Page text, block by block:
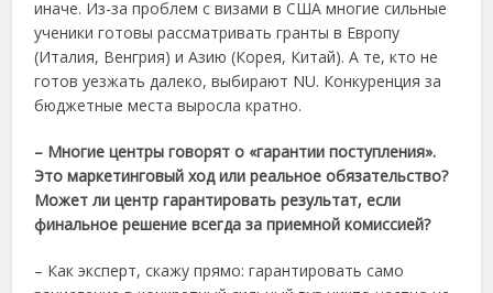
иначе. Из-за проблем с визами в США многие сильные
ученики готовы рассматривать гранты в Европу
(Италия, Венгрия) и Азию (Корея, Китай). А те, кто не
готов уезжать далеко, выбирают NU. Конкуренция за
бюджетные места выросла кратно.
– Многие центры говорят о «гарантии поступления».
Это маркетинговый ход или реальное обязательство?
Может ли центр гарантировать результат, если
финальное решение всегда за приемной комиссией?
– Как эксперт, скажу прямо: гарантировать само